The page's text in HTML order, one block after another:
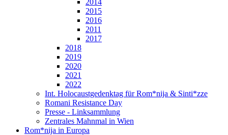
2014
2015
2016
2011
2017
2018
2019
2020
2021
2022
Int. Holocaustgedenktag für Rom*nija & Sinti*zze
Romani Resistance Day
Presse - Linksammlung
Zentrales Mahnmal in Wien
Rom*nija in Europa